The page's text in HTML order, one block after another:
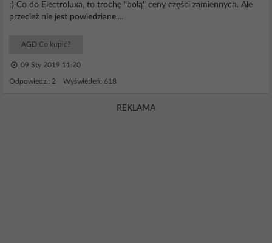
;) Co do Electroluxa, to trochę "bolą" ceny części zamiennych. Ale
przecież nie jest powiedziane,...
AGD Co kupić?
09 Sty 2019 11:20
Odpowiedzi: 2 Wyświetleń: 618
REKLAMA